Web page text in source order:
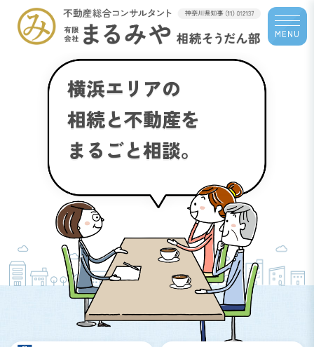
MENU
横浜エ リ アの
相続と不動産を
ま る ごと相談。